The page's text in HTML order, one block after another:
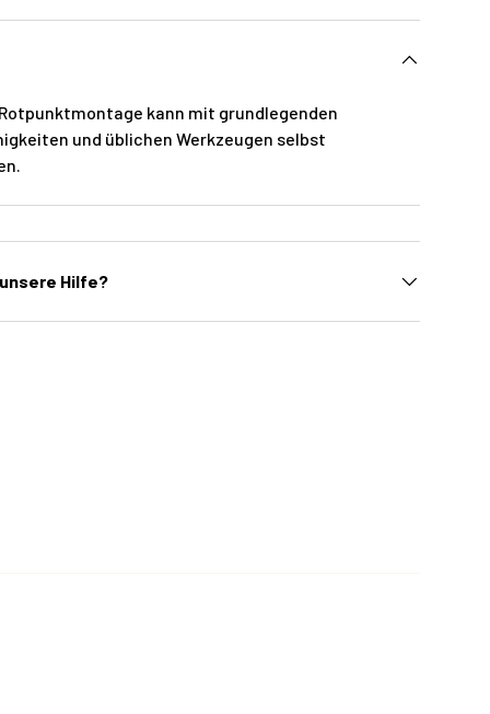
kann mit grundlegenden
und üblichen Werkzeugen selbst
Hilfe?